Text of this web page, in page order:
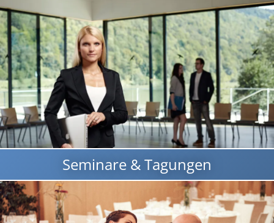
Seminare & Tagungen